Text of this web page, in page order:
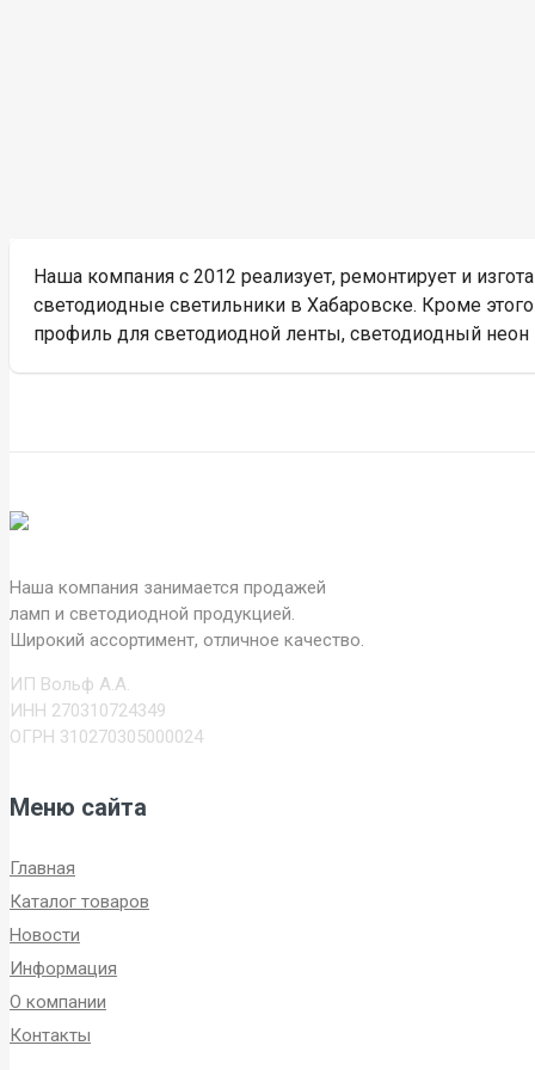
Наша компания с 2012 реализует, ремонтирует и
светодиодные светильники в Хабаровске. Кроме
профиль для светодиодной ленты, светодиодный неон
Наша компания занимается продажей
ламп и светодиодной продукцией.
Широкий ассортимент, отличное качество.
ИП Вольф А.А.
ИНН 270310724349
ОГРН 310270305000024
Меню сайта
Главная
Каталог товаров
Новости
Информация
О компании
Контакты